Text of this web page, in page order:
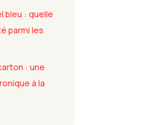
bleu : quelle
parmi les
: une
à la